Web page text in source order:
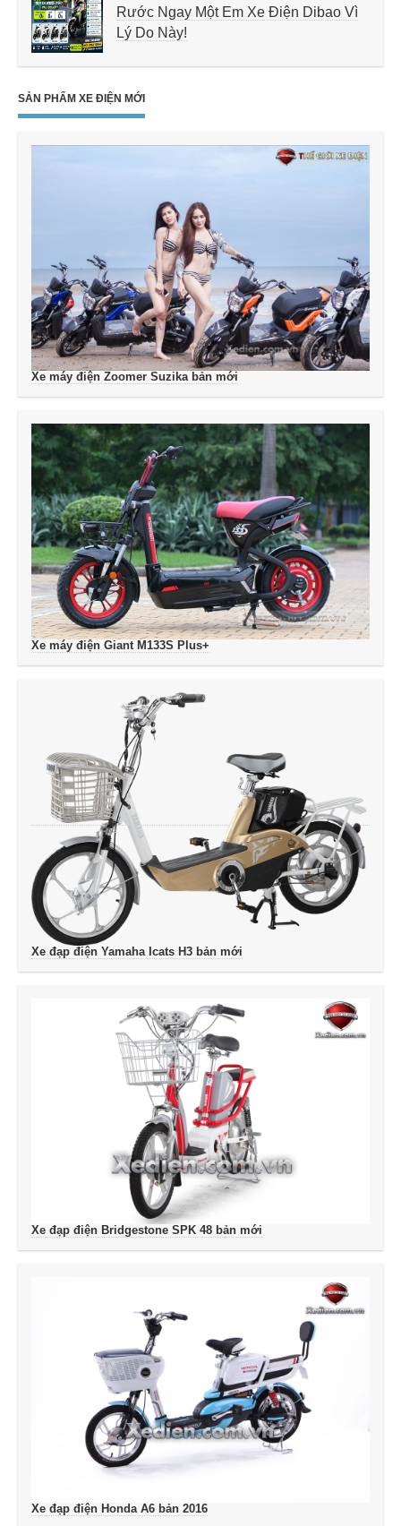
Rước Ngay Một Em Xe Điện Dibao Vì
Lý Do Này!
SẢN PHẨM XE ĐIỆN MỚI
Xe máy điện Zoomer Suzika bản mới
Xe máy điện Giant M133S Plus+
Xe đạp điện Yamaha Icats H3 bản mới
Xe đạp điện Bridgestone SPK 48 bản mới
Xe đạp điện Honda A6 bản 2016